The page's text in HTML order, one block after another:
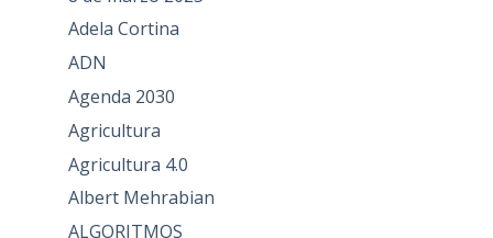
Adela Cortina
ADN
Agenda 2030
Agricultura
Agricultura 4.0
Albert Mehrabian
ALGORITMOS